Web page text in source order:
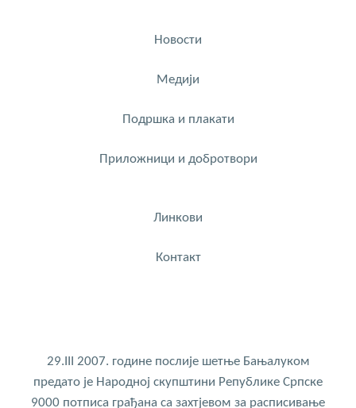
Новости
Медији
Подршка и плакати
Приложници и добротвори
Линкови
Контакт
29.III 2007. године послије шетње Бањалуком
предато је Народној скупштини Републике Српске
9000 потписа грађана са захтјевом за расписивање